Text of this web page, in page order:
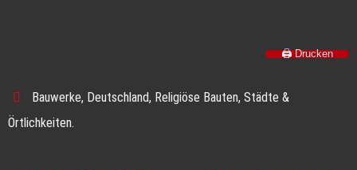
🖨️ Drucken
Bauwerke, Deutschland, Religiöse Bauten,Städte &
Örtlichkeiten.